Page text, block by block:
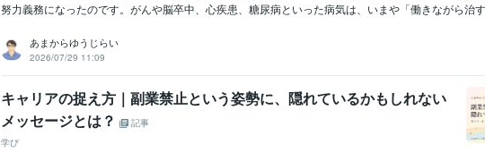
努力義務になったのです。がんや脳卒中、心疾患、糖尿病といった病気は、いまや「働きながら治
あまからゆうじらい
2026/07/29 11:09
キャリアの捉え方｜副業禁止という姿勢に、隠れているかもしれない
メッセージとは？
記事
学び